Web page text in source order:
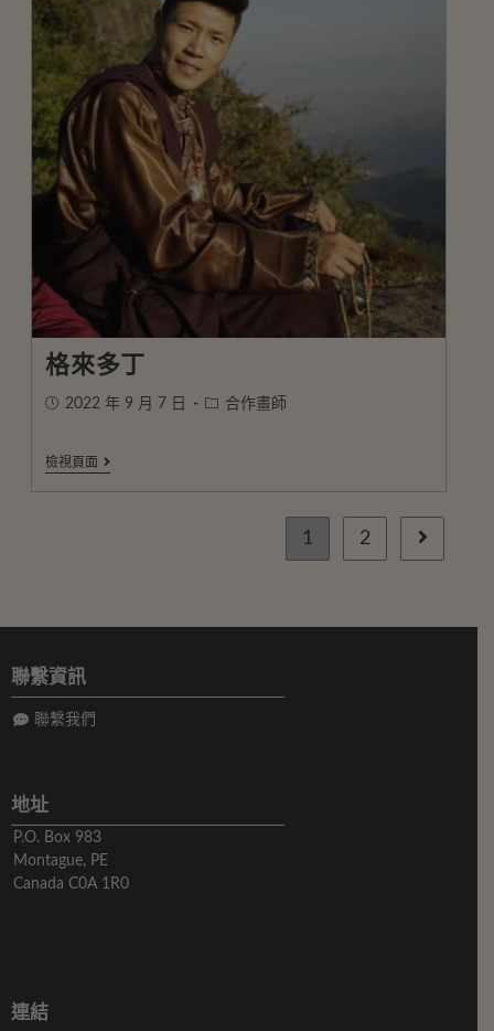
格來多丁
2022 年 9 月 7 日 合作畫師
檢視頁面
1 2
聯繫資訊
聯繫我們
地址
P.O. Box 983
Montague, PE
Canada C0A 1R0
連結